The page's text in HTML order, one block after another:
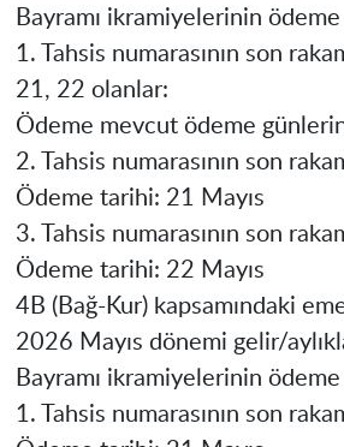
Bayramı ikramiyelerinin
1. Tahsis numarasının son
21, 22 olanlar:
Ödeme mevcut ödeme
2. Tahsis numarasının son
Ödeme tarihi: 21 Mayıs
3. Tahsis numarasının son
Ödeme tarihi: 22 Mayıs
4B (Bağ-Kur) kapsamındaki
2026 Mayıs dönemi gelir/
Bayramı ikramiyelerinin
1. Tahsis numarasının son